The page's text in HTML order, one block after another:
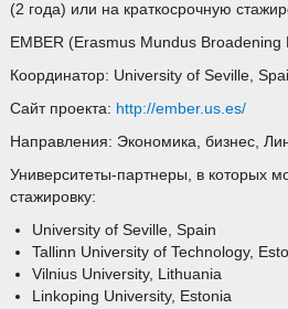
(2 года) или на краткосрочную
EMBER (Erasmus Mundus
Координатор: University of Seville,
Сайт проекта: http://ember.us.es/
Направления: Экономика, бизнес,
Университеты-партнеры, в которых
стажировку:
University of Seville, Spain
Tallinn University of Technology,
Vilnius University, Lithuania
Linkoping University, Estonia